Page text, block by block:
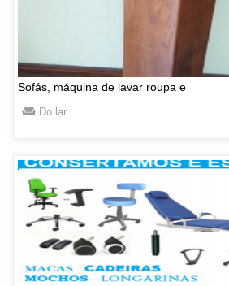
Sofás, máquina de lavar roupa e
Do lar